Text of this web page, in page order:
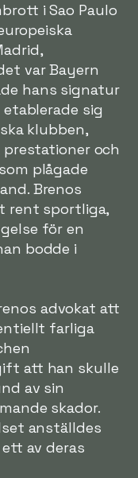
i Sao Paulo
var Bayern
hans signatur
etablerade sig
klubben,
och
plågade
Brenos
rent sportliga,
för en
bodde i
advokat att
farliga
att han skulle
av sin
skador.
anställdes
av deras